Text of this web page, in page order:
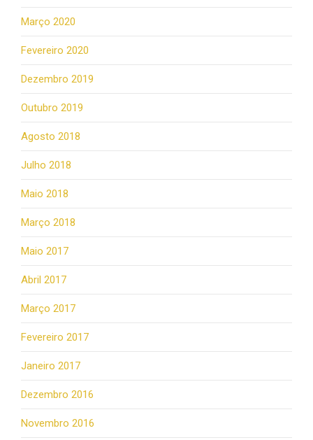
Março 2020
Fevereiro 2020
Dezembro 2019
Outubro 2019
Agosto 2018
Julho 2018
Maio 2018
Março 2018
Maio 2017
Abril 2017
Março 2017
Fevereiro 2017
Janeiro 2017
Dezembro 2016
Novembro 2016